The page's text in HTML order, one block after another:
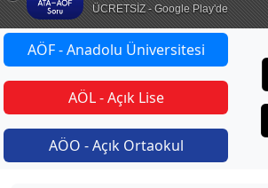
ÜCRETSİZ - Google Play'de
AÖF - Anadolu Üniversitesi
AÖL - Açık Lise
AÖO - Açık Ortaokul